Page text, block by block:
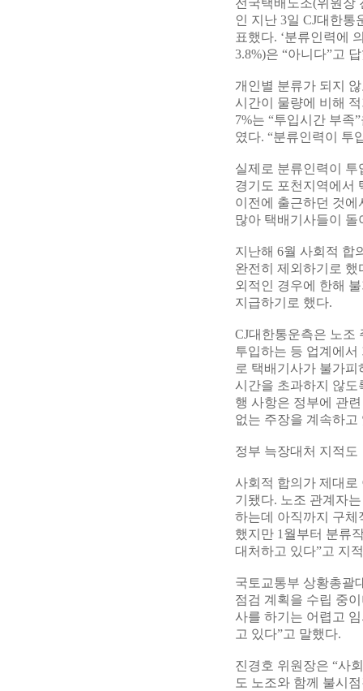
전국택배노조(위원장
인 지난 3일 CJ대한
표했다. ‘분류인력에
3.8%)은 “아니다”고
개인별 분류가 되지
시간이 물량에 비해
7%는 “투입시간 부족
였다. “분류인력이 투
실제로 분류인력이
경기도 포천지역에서
이전에 출근하던 것에
많아 택배기사들이
지난해 6월 사회적 합
완전히 제외하기로
외적인 경우에 한해
지급하기로 했다.
CJ대한통운측은 노조
투입하는 등 업계에서
로 택배기사가 불가
시간을 초과하지 않도
행 사항은 정부에 관
없는 주장을 계속하고
정부 늑장대처 지적도
사회적 합의가 제대
기됐다. 노조 관계자
하는데 아직까지 구체
했지만 1월부터 분류
대처하고 있다”고 지
국토교통부 상황총괄
점검 계획을 수립 중
사를 하기는 어렵고
고 있다”고 말했다.
진경호 위원장은 “사
도 노조와 함께 불시